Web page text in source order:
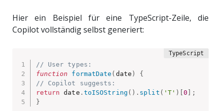
Hier ein Beispiel für eine TypeScript-Zeile, die
Copilot vollständig selbst generiert:
// User types:
function
formatDate ( date )
{
// Copilot suggests:
return date . toISOString ( ) . split ( 'T' ) [0
;
}